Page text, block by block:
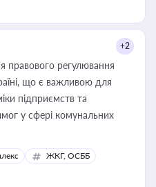
+2
правового регулювання
що є важливою для
підприємств та
у сфері комунальних
ЖКГ, ОСББ